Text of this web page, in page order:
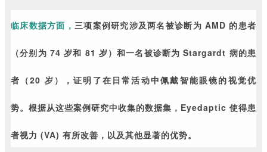
临床数据方面， 三项案例研究涉及两名被诊断为 AMD 的患者
（分别为 74 岁和 81 岁）和一名被诊断为 Stargardt 病的患
者（20 岁），证明了在日常活动中佩戴智能眼镜的视觉优
势。根据从这些案例研究中收集的数据集，Eyedaptic 使得患
者视力 (VA) 有所改善，以及其他显著的优势。